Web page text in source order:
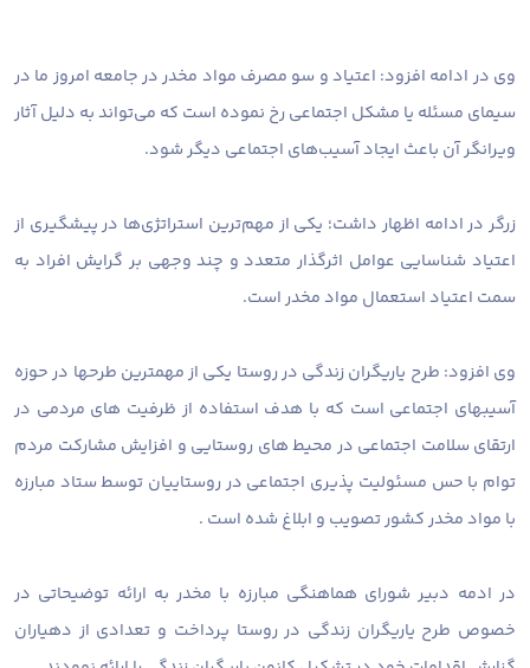
وی در ادامه افزود: اعتیاد و سو مصرف مواد مخدر در جامعه امروز ما در
سیمای مسئله یا مشکل اجتماعی رخ نموده است که می‌تواند به دلیل آثار
ویرانگر آن باعث ایجاد آسیب‌های اجتماعی دیگر شود.
زرگر در ادامه اظهار داشت؛ یکی از مهم‌ترین استراتژی‌ها در پیشگیری از
اعتیاد شناسایی عوامل اثرگذار متعدد و چند وجهی بر گرایش افراد به
سمت اعتیاد استعمال مواد مخدر است.
وی افزود: طرح یاریگران زندگی در روستا یکی از مهمترین طرحها در حوزه
آسیبهای اجتماعی است که با هدف استفاده از ظرفیت های مردمی در
ارتقای سلامت اجتماعی در محیط های روستایی و افزایش مشارکت مردم
توام با حس مسئولیت پذیری اجتماعی در روستاییان توسط ستاد مبارزه
با مواد مخدر کشور تصویب و ابلاغ شده است .
در ادمه دبیر شورای هماهنگی مبارزه با مخدر به ارائه توضیحاتی در
خصوص طرح یاریگران زندگی در روستا پرداخت و تعدادی از دهیاران